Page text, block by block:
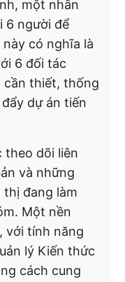
một nhân
6 người để
có nghĩa là
6 đối tác
thiết, thống
dự án tiến
dõi liên
và những
thị đang làm
Một nền
, với tính năng
lý Kiến thức
cách cung